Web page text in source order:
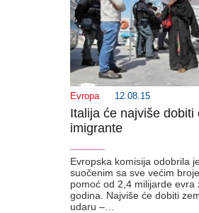
Evropa 12.08.15
Italija će najviše dobiti
imigrante
Evropska komisija odobrila
suočenim sa sve većim
pomoć od 2,4 milijarde evra
godina. Najviše će dobiti
udaru –…